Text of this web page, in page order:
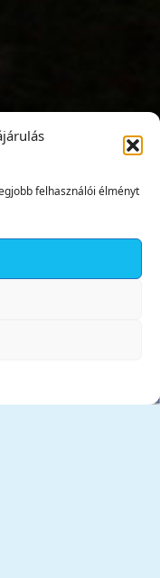
felhasználói élményt
✕